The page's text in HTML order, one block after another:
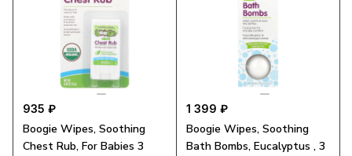
935 ₽
Boogie Wipes, Soothing
Chest Rub, For Babies 3
1 399 ₽
Boogie Wipes, Soothing
Bath Bombs, Eucalyptus , 3